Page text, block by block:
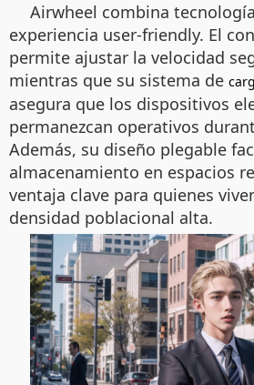
Airwheel combina
experiencia user-friendly. El
permite ajustar la velocidad
mientras que su sistema de
asegura que los dispositivos
permanezcan operativos
Además, su diseño plegable
almacenamiento en espacios
ventaja clave para quienes
densidad poblacional alta.